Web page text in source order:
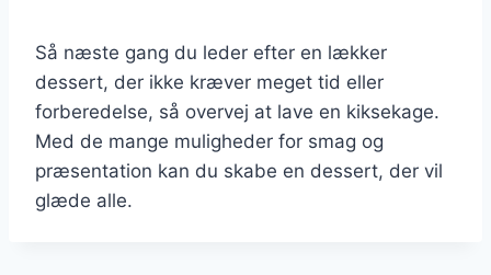
Så næste gang du leder efter en lækker
dessert, der ikke kræver meget tid eller
forberedelse, så overvej at lave en kiksekage.
Med de mange muligheder for smag og
præsentation kan du skabe en dessert, der vil
glæde alle.